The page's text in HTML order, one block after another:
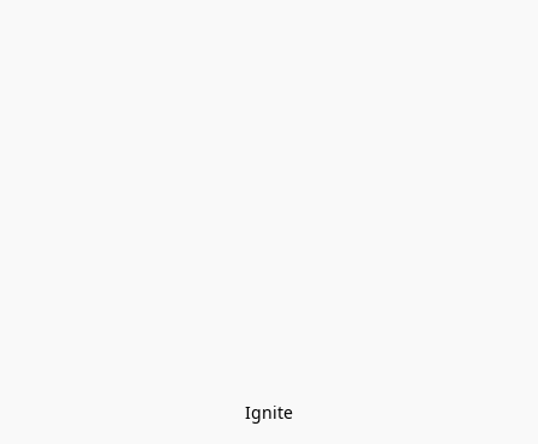
Ignite